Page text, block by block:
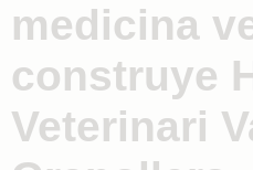
medicina
construye
Veterinari